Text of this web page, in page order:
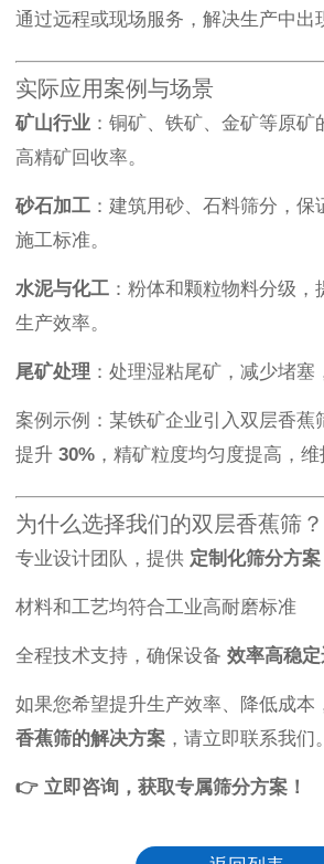
通过远程或现场服务，解决生产中出
实际应用案例与场景
矿山行业 ：铜矿、铁矿、金矿等原
高精矿回收率。
砂石加工 ：建筑用砂、石料筛分，保
施工标准。
水泥与化工 ：粉体和颗粒物料分级
生产效率。
尾矿处理 ：处理湿粘尾矿，减少堵塞
案例示例：某铁矿企业引入双层香蕉
提升 30% ，精矿粒度均匀度提高，
为什么选择我们的双层香蕉筛？
专业设计团队，提供 定制化筛分方案
材料和工艺均符合工业高耐磨标准
全程技术支持，确保设备 效率高稳
如果您希望提升生产效率、降低成本
香蕉筛的解决方案 ，请立即联系我们。
👉 立即咨询，获取专属筛分方案！